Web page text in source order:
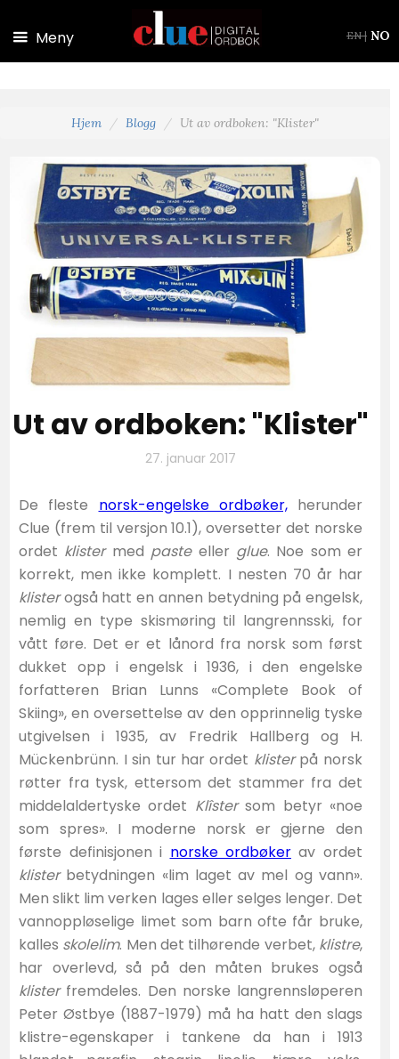
Meny EN| NO
Hjem Blogg Ut av ordboken: "Klister"
Ut av ordboken: "Klister"
27. januar 2017
De fleste norsk-engelske ordbøker,herunder
Clue (frem til versjon 10.1), oversetter det norske
ordet klistermed pasteeller glue. Noe som er
korrekt, men ikke komplett. I nesten 70 år har
klisterogså hatt en annen betydning på engelsk,
nemlig en type skismøring til langrennsski, for
vått føre. Det er et lånord fra norsk som først
dukket opp i engelsk i 1936, i den engelske
forfatteren Brian Lunns «Complete Book of
Skiing», en oversettelse av den opprinnelig tyske
utgivelsen i 1935, av Fredrik Hallberg og H.
Mückenbrünn. I sin tur har ordet klisterpå norsk
røtter fra tysk, ettersom det stammer fra det
middelaldertyske ordet Klîstersom betyr «noe
som spres». I moderne norsk er gjerne den
første definisjonen i norske ordbøkerav ordet
klisterbetydningen «lim laget av mel og vann».
Men slikt lim verken lages eller selges lenger. Det
vannoppløselige limet som barn ofte får bruke,
kalles skolelim. Men det tilhørende verbet, klistre,
har overlevd, så på den måten brukes også
klisterfremdeles. Den norske langrennsløperen
Peter Østbye (1887-1979) må ha hatt den slags
klistre-egenskaper i tankene da han i 1913